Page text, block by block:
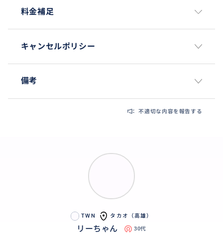
料金補足
キャンセルポリシー
備考
不適切な内容を報告する
TWN タカオ（高雄）
リーちゃん 30代